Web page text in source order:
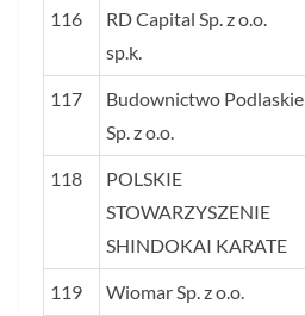
116
RD Capital Sp. z o.o.
sp.k.
117
Budownictwo Podlaskie
Sp. z o.o.
118
POLSKIE
STOWARZYSZENIE
SHINDOKAI KARATE
119 Wiomar Sp. z o.o.